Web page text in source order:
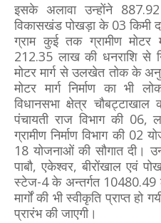
इसके अलावा उन्होंने
विकासखंड पोखड़ा के 03 किमी
ग्राम कुई तक ग्रामीण मोटर
212.35 लाख की धनराशि से
मोटर मार्ग से उलखेत तोक के
मोटर मार्ग निर्माण का भी
विधानसभा क्षेत्र चौबट्टाखाल
पंचायती राज विभाग की
ग्रामीण निर्माण विभाग की
18 योजनाओं की सौगात दी।
पाबौ, एकेश्वर, बीरोंखाल एवं
स्टेज-4 के अन्तर्गत
मार्गों की भी स्वीकृति प्राप्त
प्रारंभ की जाएगी।